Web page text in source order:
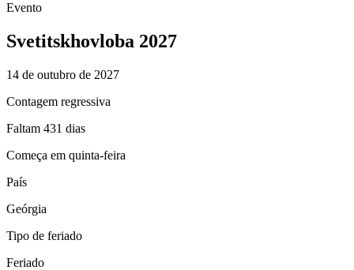
Evento
Svetitskhovloba 2027
14 de outubro de 2027
Contagem regressiva
Faltam 431 dias
Começa em quinta-feira
País
Geórgia
Tipo de feriado
Feriado